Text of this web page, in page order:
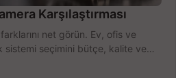
Karşılaştırması
net görün. Ev, ofis ve
sistemi seçimini bütçe, kalite ve